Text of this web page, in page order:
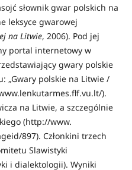
słownik gwar polskich na
leksyce gwarowej
na Litwie, 2006). Pod jej
portal internetowy w
gwary polskie
„Gwary polskie na Litwie /
).
na Litwie, a szczególnie
(http://www.
897). Członkini trzech
Slawistyki
i dialektologii). Wyniki